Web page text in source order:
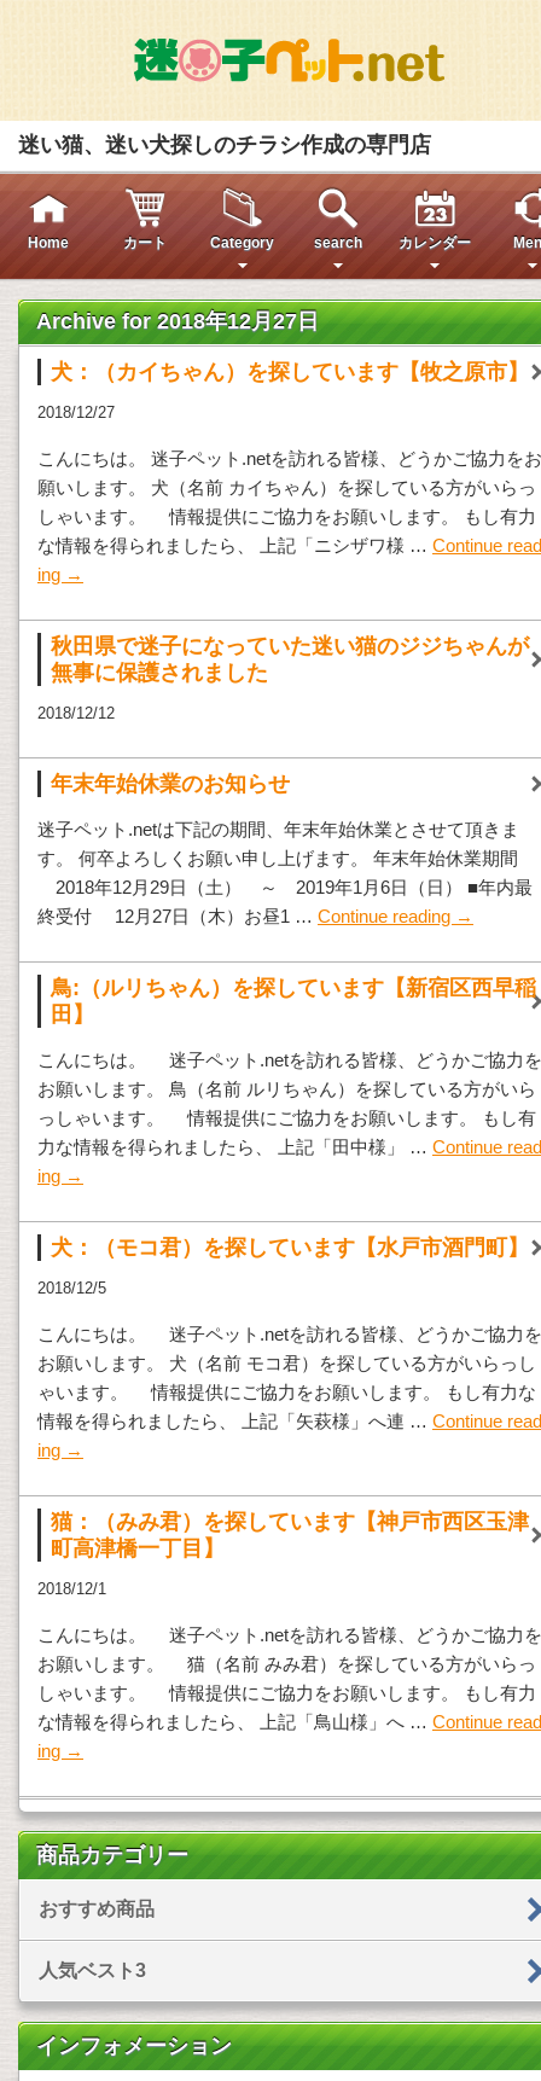
迷い猫、迷い犬探しのチラシ作成の専門店
Home カート Category search カレンダー
Archive for 2018年12月27日
犬：（カイちゃん）を探しています【牧之原市】
2018/12/27
こんにちは。 迷子ペット.netを訪れる皆様、どうかご協力をお
願いします。 犬（名前 カイちゃん）を探している方がいらっ
しゃいます。 情報提供にご協力をお願いします。 もし有力
な情報を得られましたら、 上記「ニシザワ様 … Continue read
ing →
秋田県で迷子になっていた迷い猫のジジちゃんが
無事に保護されました
2018/12/12
年末年始休業のお知らせ
迷子ペット.netは下記の期間、年末年始休業とさせて頂きま
す。 何卒よろしくお願い申し上げます。 年末年始休業期間
2018年12月29日（土） ～ 2019年1月6日（日） ■年内最
終受付 12月27日（木）お昼1 … Continue reading →
鳥:（ルリちゃん）を探しています【新宿区西早稲
田】
こんにちは。 迷子ペット.netを訪れる皆様、どうかご協力を
お願いします。 鳥（名前 ルリちゃん）を探している方がいら
っしゃいます。 情報提供にご協力をお願いします。 もし有
力な情報を得られましたら、 上記「田中様」 … Continue read
ing →
犬：（モコ君）を探しています【水戸市酒門町】
2018/12/5
こんにちは。 迷子ペット.netを訪れる皆様、どうかご協力を
お願いします。 犬（名前 モコ君）を探している方がいらっし
ゃいます。 情報提供にご協力をお願いします。 もし有力な
情報を得られましたら、 上記「矢萩様」へ連 … Continue read
ing →
猫：（みみ君）を探しています【神戸市西区玉津
町高津橋一丁目】
2018/12/1
こんにちは。 迷子ペット.netを訪れる皆様、どうかご協力を
お願いします。 猫（名前 みみ君）を探している方がいらっ
しゃいます。 情報提供にご協力をお願いします。 もし有力
な情報を得られましたら、 上記「鳥山様」へ … Continue read
ing →
商品カテゴリー
おすすめ商品
人気ベスト3
インフォメーション